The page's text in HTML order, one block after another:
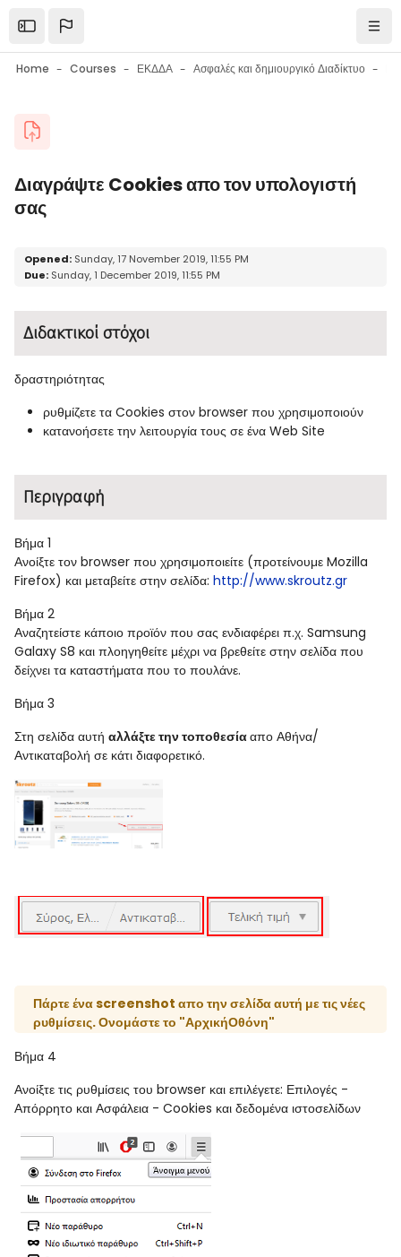
Open the sidebar
Home Courses ΕΚΔΔΑ Ασφαλές και δημιουργικό Διαδίκτυο
Blocks
Διαγράψτε Cookies απο τον υπολογιστή
σας
Blocks
Completion requirements
Opened: Sunday, 17 November 2019, 11:55 PM
Due: Sunday, 1 December 2019, 11:55 PM
Διδακτικοί στόχοι
δραστηριότητας
ρυθμίζετε τα Cookies στον browser που χρησιμοποιούν
κατανοήσετε την λειτουργία τους σε ένα Web Site
Περιγραφή
Βήμα 1
Ανοίξτε τον browser που χρησιμοποιείτε (προτείνουμε Mozilla
Firefox) και μεταβείτε στην σελίδα: http://www.skroutz.gr
Βήμα 2
Αναζητείστε κάποιο προϊόν που σας ενδιαφέρει π.χ. Samsung
Galaxy S8 και πλοηγηθείτε μέχρι να βρεθείτε στην σελίδα που
δείχνει τα καταστήματα που το πουλάνε.
Βήμα 3
Στη σελίδα αυτή αλλάξτε την τοποθεσίααπο Αθήνα/
Αντικαταβολή σε κάτι διαφορετικό.
Πάρτε ένα screenshot απο την σελίδα αυτή με τις νέες
ρυθμίσεις. Ονομάστε το "ΑρχικήΟθόνη"
Βήμα 4
Ανοίξτε τις ρυθμίσεις του browser και επιλέγετε: Επιλογές -
Απόρρητο και Ασφάλεια - Cookies και δεδομένα ιστοσελίδων